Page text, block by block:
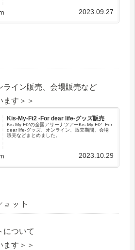
2023.09.27
ライン販売、会場販売など
ます＞＞
Kis-My-Ft2 -For dear life-グッズ販売
Kis-My-Ft2の全国アリーナツアーKis-My-Ft2 -For
dear life-グッズ、オンライン、販売期間、会場
販売などまとめました。
2023.10.29
ット
について
ます＞＞